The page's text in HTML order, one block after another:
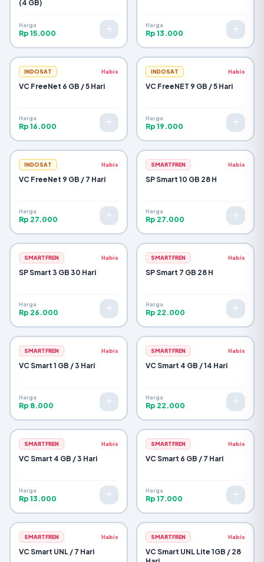
(4 GB)
Harga
Rp 15.000
Harga
Rp 13.000
INDOSAT Habis
VC FreeNet 6 GB / 5 Hari
Harga
Rp 16.000
INDOSAT Habis
VC FreeNET 9 GB / 5 Hari
Harga
Rp 19.000
INDOSAT Habis
VC FreeNet 9 GB / 7 Hari
Harga
Rp 27.000
SMARTFREN Habis
SP Smart 10 GB 28 H
Harga
Rp 27.000
SMARTFREN Habis
SP Smart 3 GB 30 Hari
Harga
Rp 26.000
SMARTFREN Habis
SP Smart 7 GB 28 H
Harga
Rp 22.000
SMARTFREN Habis
VC Smart 1 GB / 3 Hari
Harga
Rp 8.000
SMARTFREN Habis
VC Smart 4 GB / 14 Hari
Harga
Rp 22.000
SMARTFREN Habis
VC Smart 4 GB / 3 Hari
Harga
Rp 13.000
SMARTFREN Habis
VC Smart 6 GB / 7 Hari
Harga
Rp 17.000
SMARTFREN Habis
VC Smart UNL / 7 Hari
SMARTFREN Habis
VC Smart UNL Lite 1GB / 28